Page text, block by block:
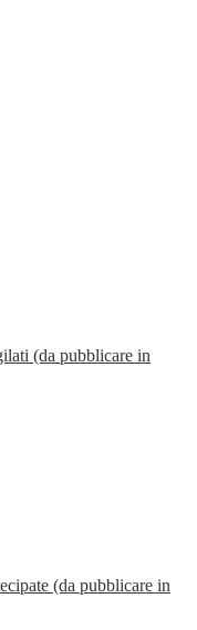
(da pubblicare in
(da pubblicare in